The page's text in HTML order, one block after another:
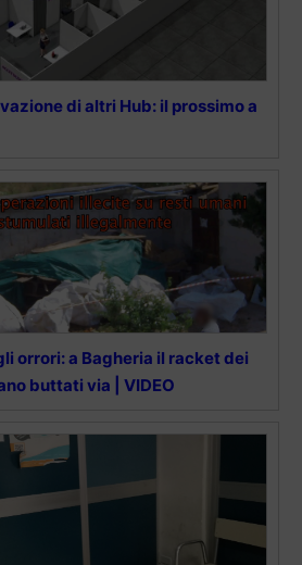
di altri Hub: il prossimo a
orrori: a Bagheria il racket dei
buttati via | VIDEO